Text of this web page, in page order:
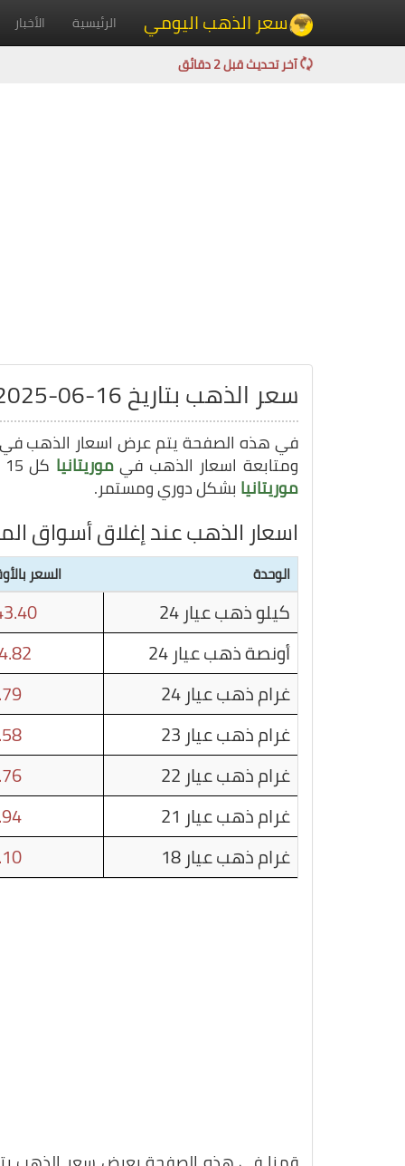
سعر الذهب اليومي الرئيسية الأخبار
آخر تحديث قبل 2 دقائق
سعر الذهب بتاريخ 16-06-2025 في موريتانيا بالأوقية الموريتانية
في هذه الصفحة يتم عرض اسعار الذهب
ومتابعة اسعار الذهب فيموريتانيا كل 15 دقيقة, وبهذا يمكنك متابعة سعر غرام الذهب في
موريتانيا بشكل دوري ومستمر.
اسعار الذهب عند إغلاق أسواق
الوحدة السعر
كيلو ذهب عيار 24
أونصة ذهب عيار 24
غرام ذهب عيار 24
غرام ذهب عيار 23
غرام ذهب عيار 22
غرام ذهب عيار 21
غرام ذهب عيار 18